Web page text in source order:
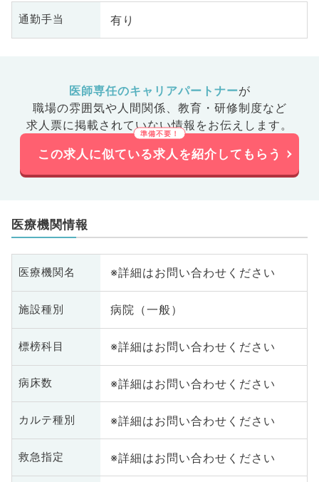
内科、血液内科、外科系全般、一
般外科、消化器外科、乳腺外科、
理科、基礎医学系、膠原病科、ス
ポーツ整形外科、大腸・肛門外
科、その他、産業医、科目不問
通勤手当 有り
医師専任のキャリアパートナーが
職場の雰囲気や人間関係、 教育・研修制度など
求人票に掲載されていない情報をお伝えします。
この求人に似ている求人を紹介してもらう
医療機関情報
医療機関名 ※詳細はお問い合わせください
施設種別 病院（一般）
標榜科目 ※詳細はお問い合わせください
病床数 ※詳細はお問い合わせください
カルテ種別 ※詳細はお問い合わせください
救急指定 ※詳細はお問い合わせください